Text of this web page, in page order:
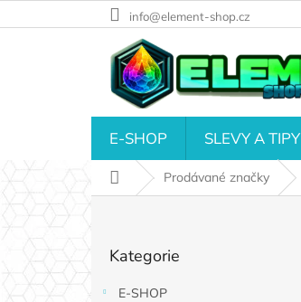
na
info@element-shop.cz
E-SHOP SLEVY A TIPY
Domů Prodávané značky
P
o
kategorie
Kategorie
E-SHOP